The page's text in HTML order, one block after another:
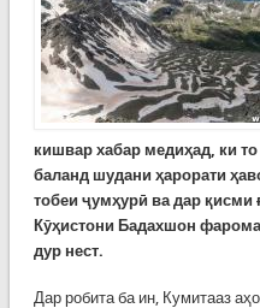
кишвар хабар медиҳад, ки
баланд шудани ҳарорати
тобеи ҷумҳурӣ ва дар қисми
Кӯҳистони Бадахшон
дур нест.
Дар робита ба ин, Кумитааз